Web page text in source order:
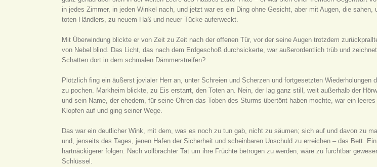
in jedes Zimmer, in jeden Winkel nach, und jetzt war es ein Ding ohne Gesicht, aber mit Augen, die
toten Händlers, zu neuem Haß und neuer Tücke auferweckt.
Mit Überwindung blickte er von Zeit zu Zeit nach der offenen Tür, vor der seine Augen trotzdem
von Nebel blind. Das Licht, das nach dem Erdgeschoß durchsickerte, war außerordentlich trüb und
Schatten dort in dem schmalen Dämmerstreifen?
Plötzlich fing ein äußerst jovialer Herr an, unter Schreien und Scherzen und fortgesetzten
zu pochen. Markheim blickte, zu Eis erstarrt, den Toten an. Nein, der lag ganz still, weit außerhalb der
und sein Name, der ehedem, für seine Ohren das Toben des Sturms übertönt haben mochte, war ein
Klopfen auf und ging seiner Wege.
Das war ein deutlicher Wink, mit dem, was es noch zu tun gab, nicht zu säumen; sich auf und davon zu
und, jenseits des Tages, jenen Hafen der Sicherheit und scheinbaren Unschuld zu erreichen – das Bett.
hartnäckigerer folgen. Nach vollbrachter Tat um ihre Früchte betrogen zu werden, wäre zu furchtbar
Schlüssel.